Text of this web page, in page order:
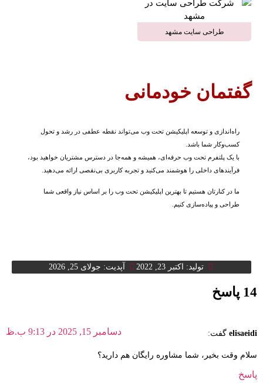
طراحی سایت مشهد
گفتمان خودمانی
راه‌اندازی و توسعه اپلیکیشن تحت وب می‌تواند نقطه عطفی در رشد و تحول
کسب‌وکار شما باشد.
با یک پلتفرم تحت وب حرفه‌ای، همیشه و همه‌جا در دسترس مشتریان خواهید بود،
فرآیندهای داخلی را هوشمند می‌کنید و تجربه کاربری بی‌نقصی ارائه می‌دهید.
ما در کنارتان هستیم تا بهترین اپلیکیشن تحت وب را بر اساس نیاز واقعی شما
طراحی و پیاده‌سازی کنیم.
تولید: اکتبر 23, 2022 آپدیت: جولای 25, 2026
14 پاسخ
elisaeidi گفت: دسامبر 15, 2025 در 9:13 ب.ظ
سلام وقت بخیر، شما مشاوره رایگان هم دارید؟
پاسخ